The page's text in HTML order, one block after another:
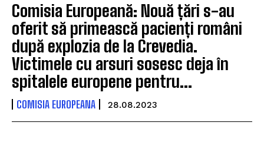
Comisia Europeană: Nouă țări s-au
oferit să primească pacienți români
după explozia de la Crevedia.
Victimele cu arsuri sosesc deja în
spitalele europene pentru...
COMISIA EUROPEANA 28.08.2023